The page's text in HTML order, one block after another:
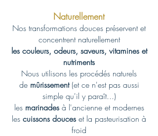
Naturellement
Nos transformations douces préservent et
concentrent naturellement
les couleurs, odeurs, saveurs, vitamines et
nutriments
Nous utilisons les procédés naturels
de mûrissement(et ce n'est pas aussi
simple qu'il y paraît...)
les marinadesà l'ancienne et modernes
les cuissons douces et la pasteurisation à
froid